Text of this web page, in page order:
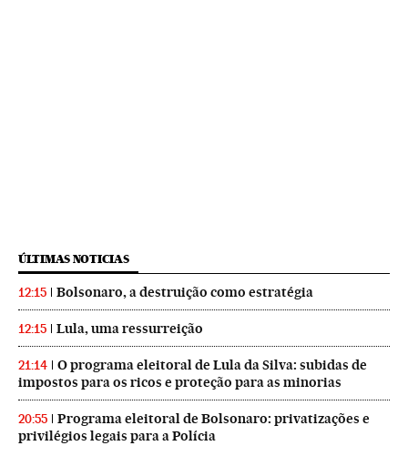
ÚLTIMAS NOTICIAS
12:15 Bolsonaro, a destruição como estratégia
12:15 Lula, uma ressurreição
21:14
O programa eleitoral de Lula da Silva: subidas de
impostos para os ricos e proteção para as minorias
20:55
Programa eleitoral de Bolsonaro: privatizações e
privilégios legais para a Polícia